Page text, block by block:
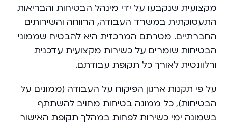
מקצועית שנקבעו על ידי מינהל הבטיחות והבריאות
התעסוקתית במשרד העבודה, הרווחה והשירותים
החברתיים. מטרתם המרכזית היא להבטיח שממוני
הבטיחות שומרים על כשירות מקצועית עדכנית
ורלוונטית לאורך כל תקופת עבודתם.
על פי תקנות ארגון הפיקוח על העבודה (ממונים על
הבטיחות), כל ממונה בטיחות מחויב להשתתף
בשמונה ימי כשירות לפחות במהלך תקופת האישור